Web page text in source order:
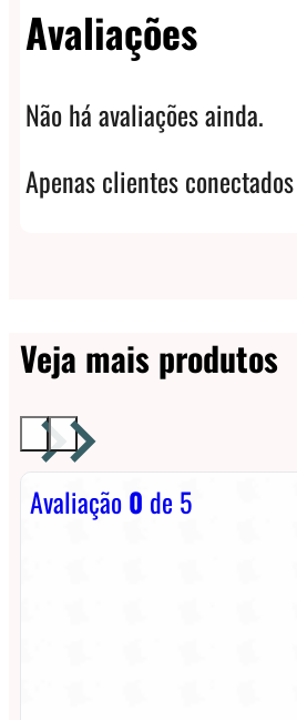
Avaliações
Não há avaliações ainda.
Apenas clientes
Veja mais produtos
Avaliação0 de 5